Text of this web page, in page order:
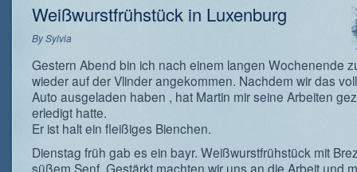
Weißwurstfrühstück in Luxenburg
BySylvia
Gestern Abend bin ich nach einem langen Wochenende
wieder auf der Vlinder angekommen. Nachdem wir das
Auto ausgeladen haben , hat Martin mir seine Arbeiten
erledigt hatte.
Er ist halt ein fleißiges Bienchen.
Dienstag früh gab es ein bayr. Weißwurstfrühstück mit
süßem Senf. Gestärkt machten wir uns an die Arbeit und